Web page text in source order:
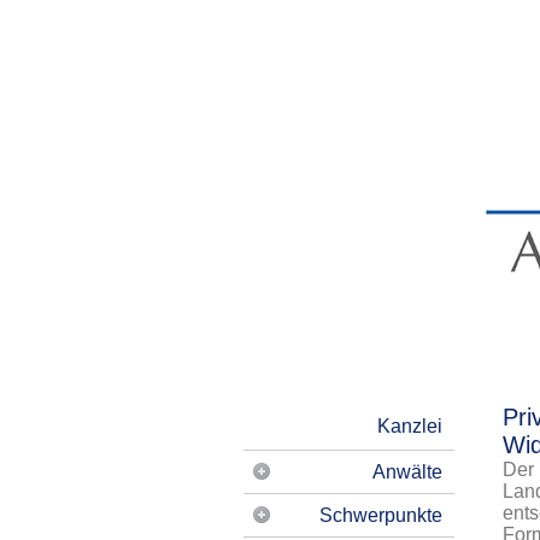
Kanzlei
Anwälte
Anne-Kathrin Gröninger
Schwerpunkte
Der